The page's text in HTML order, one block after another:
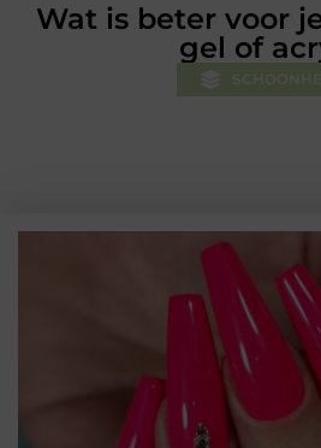
Wat is beter voor
gel of